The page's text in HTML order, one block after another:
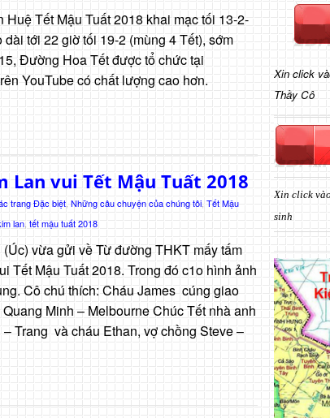
Tết Mậu Tuất 2018 khai mạc tối 13-2-
tới 22 giờ tối 19-2 (mùng 4 Tết), sớm
Đường Hoa Tết được tổ chức tại
YouTube có chất lượng cao hơn.
Lan vui Tết Mậu Tuất 2018
trang Đặc biệt Những câu chuyện của chúng tôi Tết Mậu
lan, tết mậu tuất 2018
vừa gửi về Từ đường THKT mấy tấm
Tết Mậu Tuất 2018. Trong đó c1o hình ảnh
Cô chú thích: Cháu James cúng giao
Minh – Melbourne Chúc Tết nhà anh
Trang và cháu Ethan, vợ chồng Steve –
Xin click
Thầy Cô
Xin click
sinh